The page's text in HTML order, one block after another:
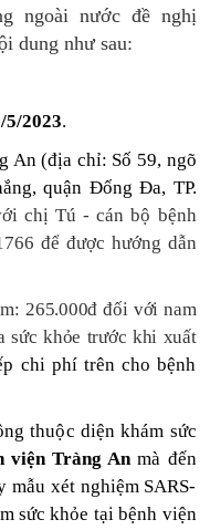
ngoài nước đề nghị
dung như sau:
5/2023.
An (địa chỉ: Số 59, ngõ
quận Đống Đa, TP.
chị Tú - cán bộ bệnh
để được hướng dẫn
: 265.000đ đối với nam
sức khỏe trước khi xuất
chi phí trên cho bệnh
thuộc diện khám sức
viện Tràng Anmà đến
xét nghiệm SARS-
sức khỏe tại bệnh viện